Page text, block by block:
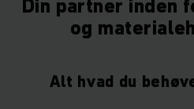
Din partner inden
og
Alt hvad du